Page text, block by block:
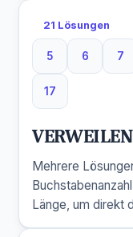
21 Lösungen
5
5 Buchstaben
6
6
7
7
17
17 Buchstaben
VERWEILEN
Mehrere
Länge, um direkt